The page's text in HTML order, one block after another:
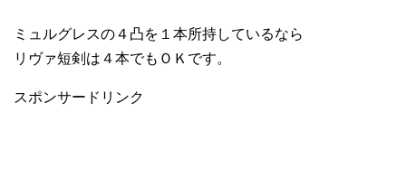
ミュルグレスの４凸を１本所持しているなら
リヴァ短剣は４本でもＯＫです。
スポンサードリンク